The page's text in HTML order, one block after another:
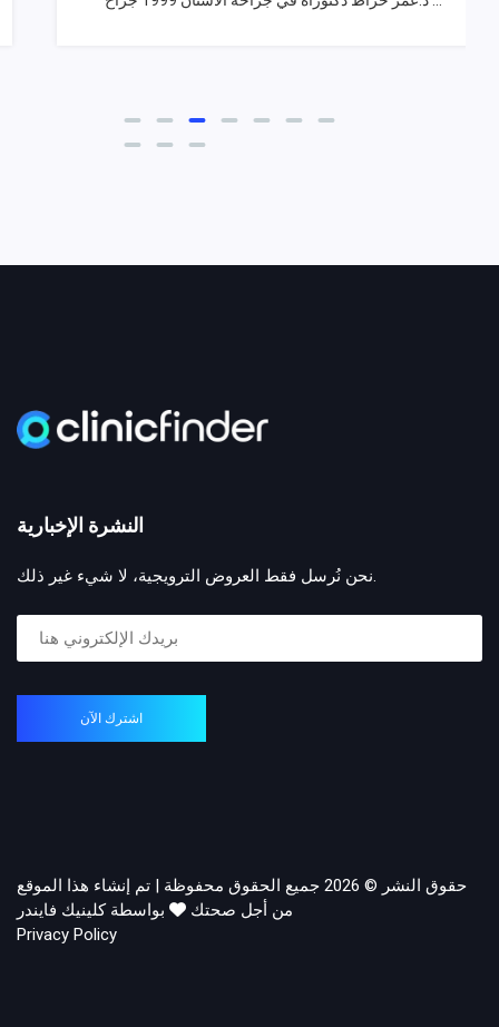
النشرة الإخبارية
نحن نُرسل فقط العروض الترويجية، لا شيء غير ذلك.
اشترك الآن
حقوق النشر © 2026 جميع الحقوق محفوظة | تم إنشاء هذا الموقع
من أجل صحتك
بواسطة كلينيك فايندر
Privacy Policy